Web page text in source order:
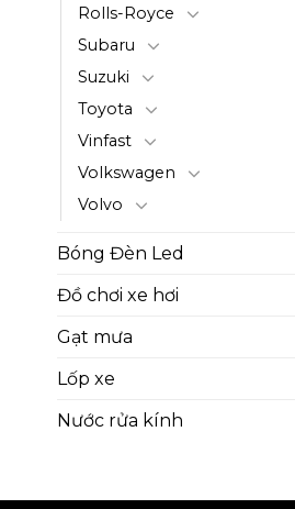
Rolls-Royce
Subaru
Suzuki
Toyota
Vinfast
Volkswagen
Volvo
Bóng Đèn Led
Đồ chơi xe hơi
Gạt mưa
Lốp xe
Nước rửa kính